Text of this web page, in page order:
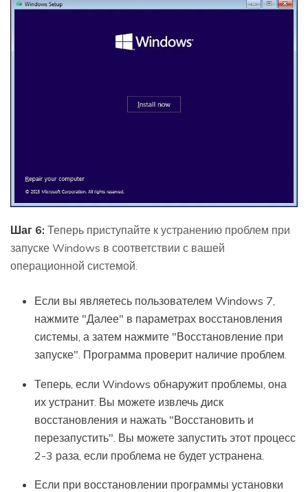
Шаг 6: Теперь приступайте к устранению проблем при
запуске Windows в соответствии с вашей
операционной системой.
Если вы являетесь пользователем Windows 7,
нажмите "Далее" в параметрах восстановления
системы, а затем нажмите "Восстановление при
запуске". Программа проверит наличие проблем.
Теперь, если Windows обнаружит проблемы, она
их устранит. Вы можете извлечь диск
восстановления и нажать "Восстановить и
перезапустить". Вы можете запустить этот процесс
2-3 раза, если проблема не будет устранена.
Если при восстановлении программы установки